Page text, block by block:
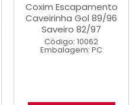
Coxim Escapamento
Caveirinha Gol 89/96
Saveiro 82/97
Código: 10062
Embalagem: PC